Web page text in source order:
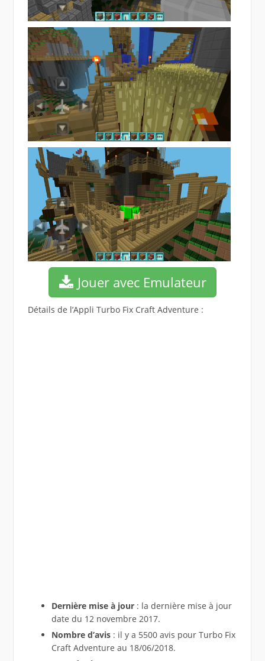
Jouer avec Emulateur
Détails de l’Appli Turbo Fix Craft Adventure :
Dernière mise à jour: la dernière mise à jour
date du 12 novembre 2017.
Nombre d’avis: il y a 5500 avis pour Turbo Fix
Craft Adventure au 18/06/2018.